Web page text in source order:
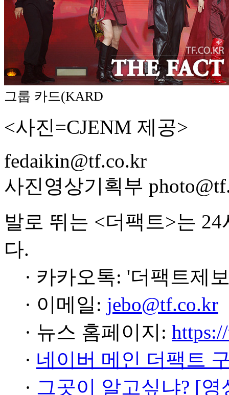
그룹 카드(KARD
<사진=CJENM 제공>
fedaikin@tf.co.kr
사진영상기획부
발로 뛰는 <더팩트>는
다.
· 카카오톡: '더팩트제
· 이메일: jebo@tf.co.kr
· 뉴스 홈페이지:
· 네이버 메인 더팩트
· 그곳이 알고싶냐? [